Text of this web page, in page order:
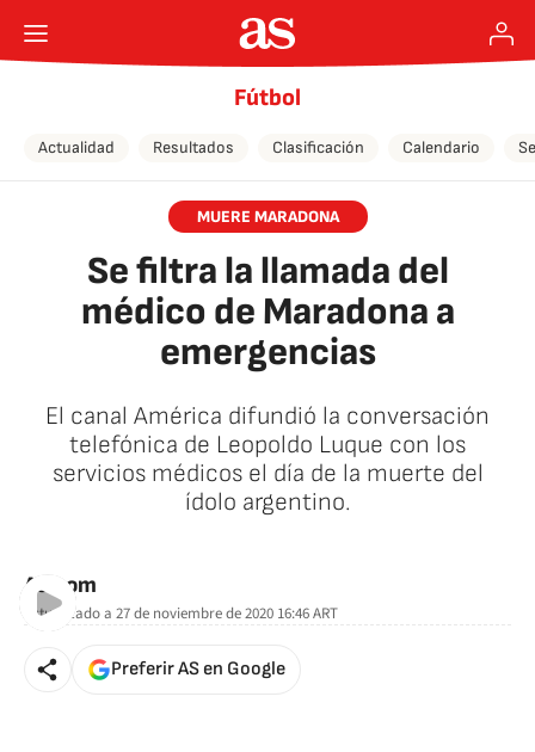
Fútbol
Actualidad Resultados Clasificación Calendario
MUERE MARADONA
Se filtra la llamada del
médico de Maradona a
emergencias
El canal América difundió la conversación
telefónica de Leopoldo Luque con los
servicios médicos el día de la muerte del
ídolo argentino.
As.com
Actualizado a 27 de noviembre de 2020 16:46ART
Preferir AS en Google